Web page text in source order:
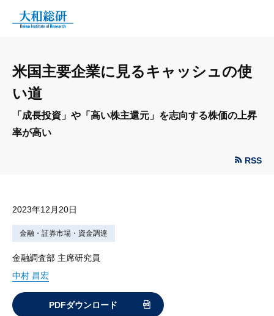
米国主要企業に見るキャッシュの使
い道
「成長投資」や「高い株主還元」を志向する株価の上昇
率が高い
RSS
2023年12月20日
金融・証券市場・資金調達
金融調査部 主席研究員
中村 昌宏
PDFダウンロード